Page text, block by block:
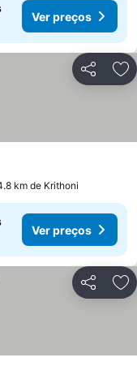
Ver preços
Partilhar
km de Krithoni
Ver preços
Partilhar